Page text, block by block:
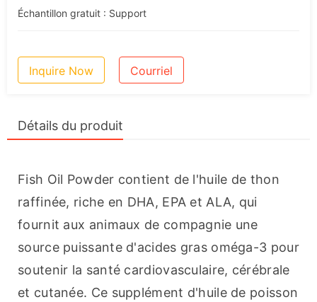
Échantillon gratuit : Support
Inquire Now Courriel
Détails du produit
Fish Oil Powder contient de l'huile de thon
raffinée, riche en DHA, EPA et ALA, qui
fournit aux animaux de compagnie une
source puissante d'acides gras oméga-3 pour
soutenir la santé cardiovasculaire, cérébrale
et cutanée. Ce supplément d'huile de poisson